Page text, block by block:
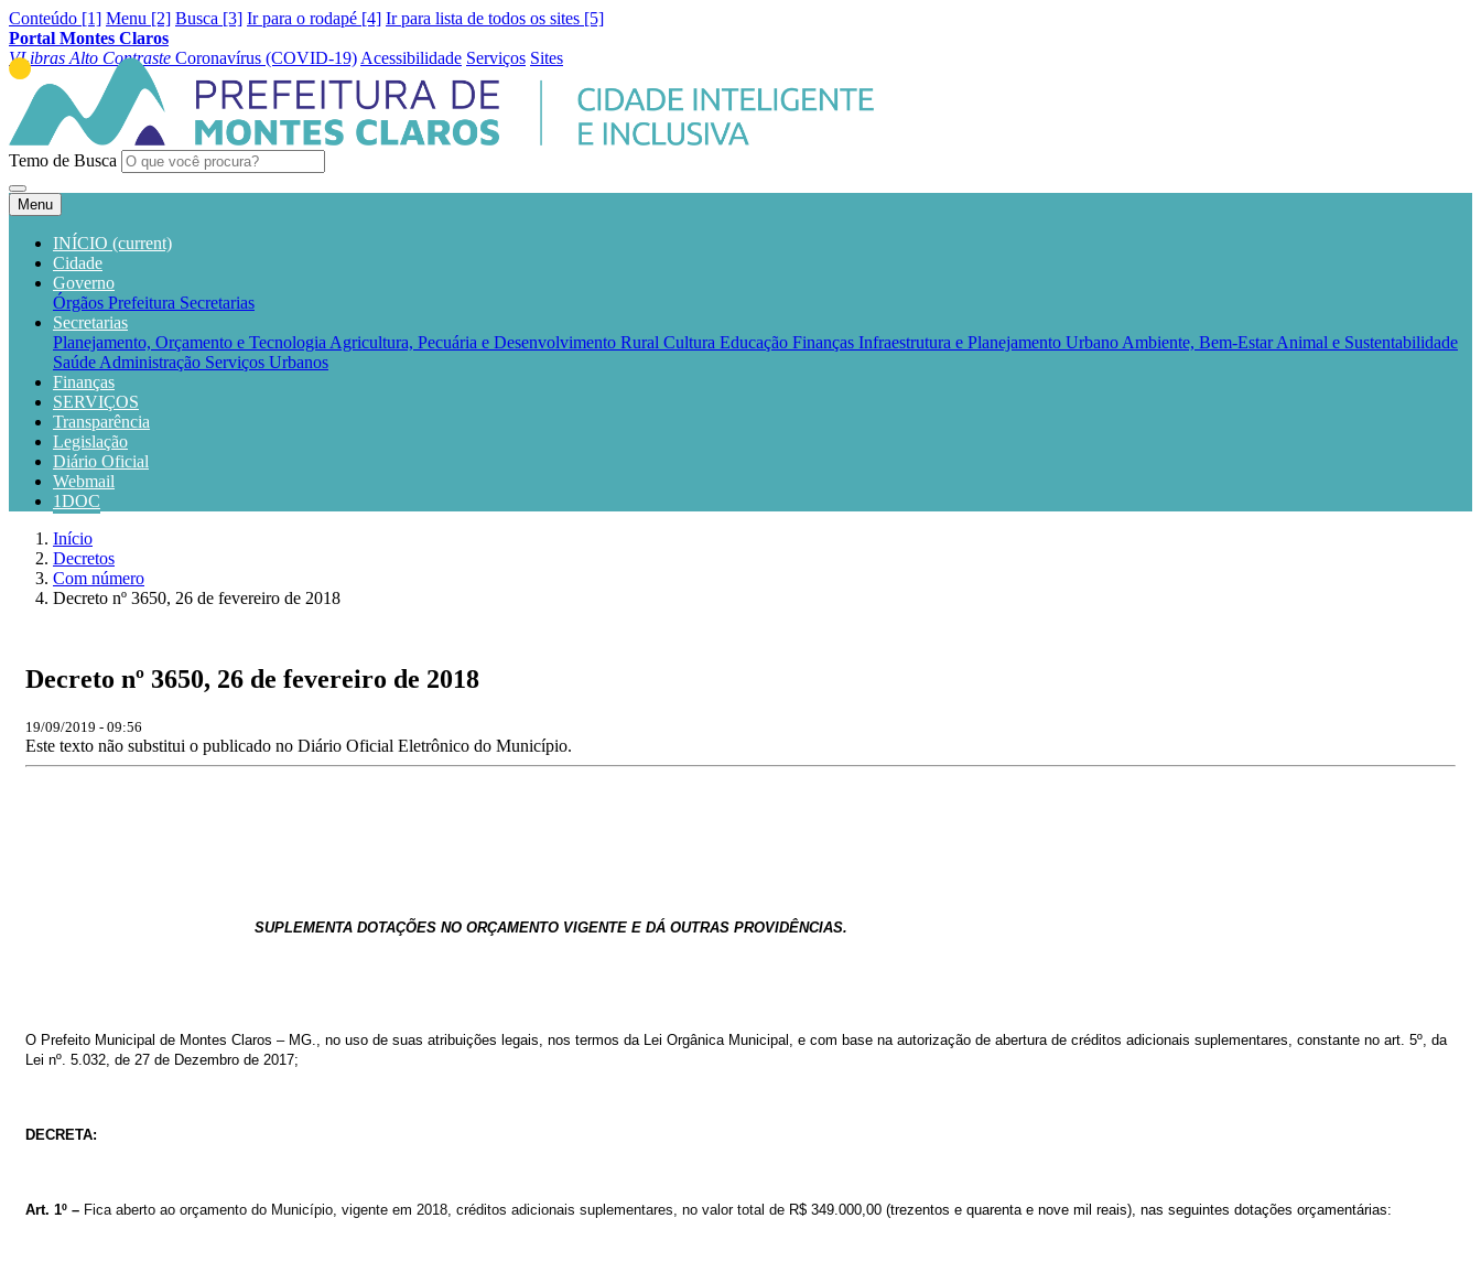
Conteúdo [1] Menu [2] Busca [3] Ir para o rodapé [4] Ir para lista de todos os sites [5]
Portal Montes Claros
VLibras Alto Contraste Coronavírus (COVID-19) Acessibilidade Serviços Sites
Temo de Busca
Menu
INÍCIO (current)
Cidade
Governo
Órgãos Prefeitura Secretarias
Secretarias
Planejamento, Orçamento e Tecnologia Agricultura, Pecuária e Desenvolvimento Rural Cultura Educação Finanças Infraestrutura e Planejamento Urbano Ambiente, Bem-Estar Animal e Sustentabilidade
Saúde Administração Serviços Urbanos
Finanças
SERVIÇOS
Transparência
Legislação
Diário Oficial
Webmail
1DOC
Início
Decretos
Com número
Decreto nº 3650, 26 de fevereiro de 2018
Decreto nº 3650, 26 de fevereiro de 2018
19/09/2019 - 09:56
Este texto não substitui o publicado no Diário Oficial Eletrônico do Município.
SUPLEMENTA DOTAÇÕES NO ORÇAMENTO VIGENTE E DÁ OUTRAS PROVIDÊNCIAS.
O Prefeito Municipal de Montes Claros – MG., no uso de suas atribuições legais, nos termos da Lei Orgânica Municipal, e com base na autorização de abertura de créditos adicionais suplementares, constante no art. 5º, da
Lei nº. 5.032, de 27 de Dezembro de 2017;
DECRETA:
Art. 1º – Fica aberto ao orçamento do Município vigente em 2018, créditos adicionais suplementares no valor total de R$ 349.000,00 (trezentos e quarenta e nove mil reais) , nas seguintes dotações orçamentárias: